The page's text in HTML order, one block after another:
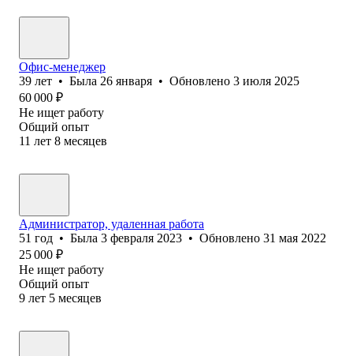
Офис-менеджер
39 лет • Была 26 января • Обновлено 3 июля 2025
60 000 ₽
Не ищет работу
Общий опыт
11 лет 8 месяцев
Администратор, удаленная работа
51 год • Была 3 февраля 2023 • Обновлено 31 мая 2022
25 000 ₽
Не ищет работу
Общий опыт
9 лет 5 месяцев